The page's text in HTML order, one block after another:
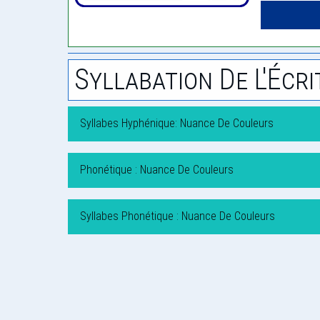
Syllabation De
Syllabes Hyphénique: Nuance De Couleurs
Phonétique : Nuance De Couleurs
Syllabes Phonétique : Nuance De Couleurs